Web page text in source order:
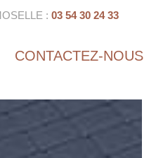
: 03 54 30 24 33
CONTACTEZ-NOUS